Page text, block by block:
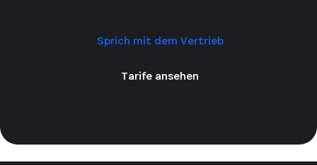
Sprich mit dem Vertrieb
Tarife ansehen